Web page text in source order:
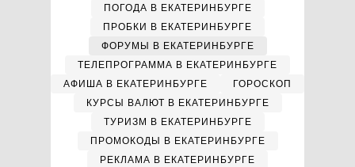
ПОГОДА В ЕКАТЕРИНБУРГЕ
ПРОБКИ В ЕКАТЕРИНБУРГЕ
ФОРУМЫ В ЕКАТЕРИНБУРГЕ
ТЕЛЕПРОГРАММА В ЕКАТЕРИНБУРГЕ
АФИША В ЕКАТЕРИНБУРГЕ
ГОРОСКОП
КУРСЫ ВАЛЮТ В ЕКАТЕРИНБУРГЕ
ТУРИЗМ В ЕКАТЕРИНБУРГЕ
ПРОМОКОДЫ В ЕКАТЕРИНБУРГЕ
РЕКЛАМА В ЕКАТЕРИНБУРГЕ